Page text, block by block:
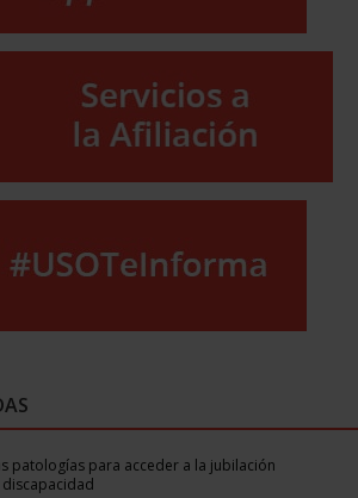
patologías para acceder a la jubilación